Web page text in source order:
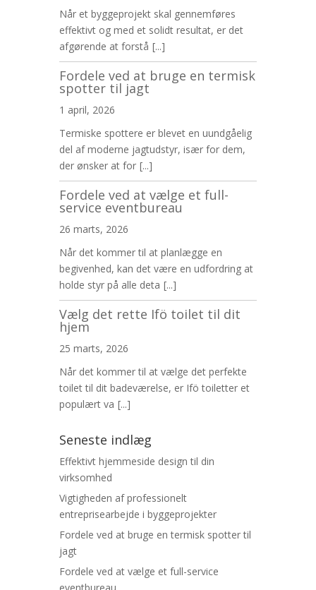
Når et byggeprojekt skal gennemføres
effektivt og med et solidt resultat, er det
afgørende at forstå [...]
Fordele ved at bruge en termisk
spotter til jagt
1 april, 2026
Termiske spottere er blevet en uundgåelig
del af moderne jagtudstyr, især for dem,
der ønsker at for [...]
Fordele ved at vælge et full-
service eventbureau
26 marts, 2026
Når det kommer til at planlægge en
begivenhed, kan det være en udfordring at
holde styr på alle deta [...]
Vælg det rette Ifö toilet til dit
hjem
25 marts, 2026
Når det kommer til at vælge det perfekte
toilet til dit badeværelse, er Ifö toiletter et
populært va [...]
Seneste indlæg
Effektivt hjemmeside design til din
virksomhed
Vigtigheden af professionelt
entreprisearbejde i byggeprojekter
Fordele ved at bruge en termisk spotter til
jagt
Fordele ved at vælge et full-service